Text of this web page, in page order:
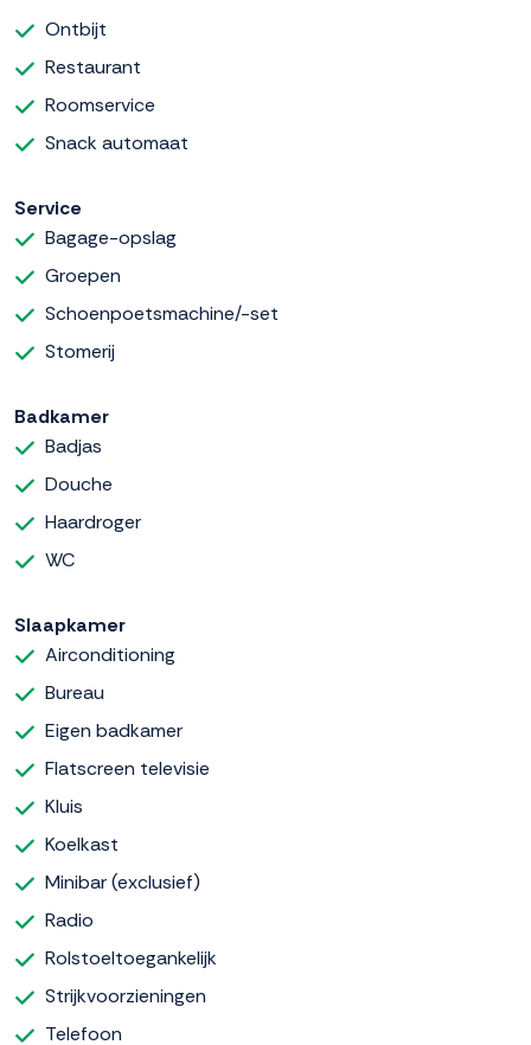
Ontbijt
Restaurant
Roomservice
Snack automaat
Service
Bagage-opslag
Groepen
Schoenpoetsmachine/-set
Stomerij
Badkamer
Badjas
Douche
Haardroger
WC
Slaapkamer
Airconditioning
Bureau
Eigen badkamer
Flatscreen televisie
Kluis
Koelkast
Minibar (exclusief)
Radio
Rolstoeltoegankelijk
Strijkvoorzieningen
Telefoon